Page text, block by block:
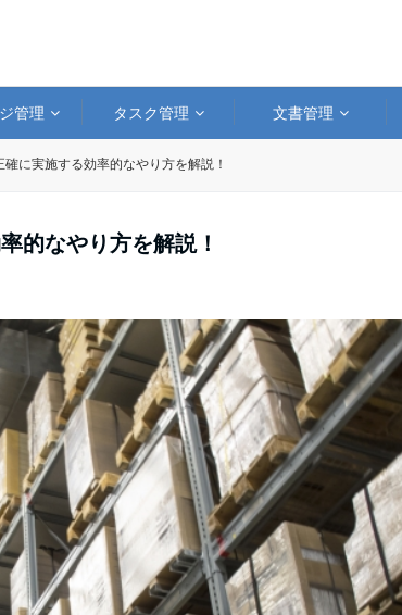
管理 タスク管理 文書管理
に実施する効率的なやり方を解説！
的なやり方を解説！